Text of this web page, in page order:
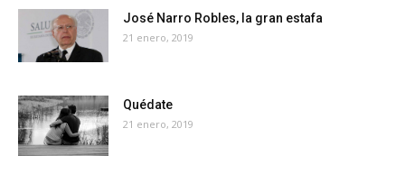
José Narro Robles, la gran estafa
21 enero, 2019
Quédate
21 enero, 2019